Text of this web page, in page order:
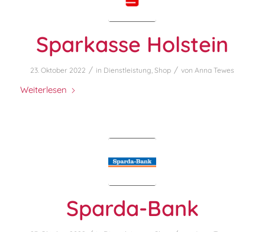
Sparkasse Holstein
23. Oktober 2022 / in Dienstleistung,Shop / vonAnna Tewes
Weiterlesen
Sparda-Bank